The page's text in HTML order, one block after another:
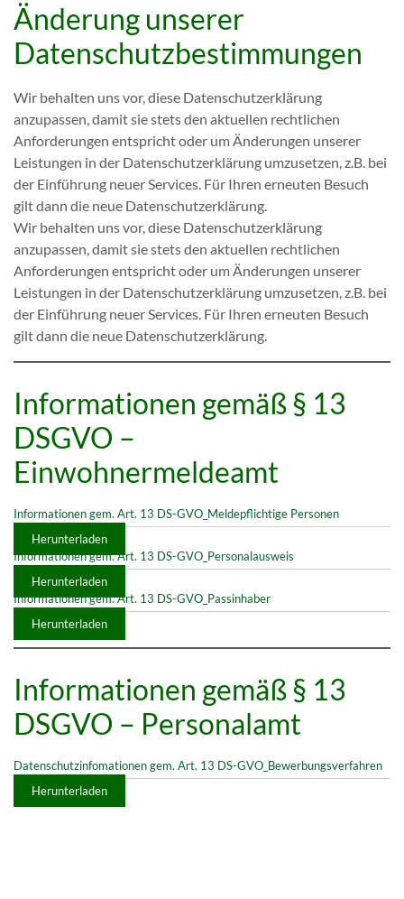
Änderung unserer
Datenschutzbestimmungen
Wir behalten uns vor, diese Datenschutzerklärung
anzupassen, damit sie stets den aktuellen rechtlichen
Anforderungen entspricht oder um Änderungen unserer
Leistungen in der Datenschutzerklärung umzusetzen, z.B. bei
der Einführung neuer Services. Für Ihren erneuten Besuch
gilt dann die neue Datenschutzerklärung.
Wir behalten uns vor, diese Datenschutzerklärung
anzupassen, damit sie stets den aktuellen rechtlichen
Anforderungen entspricht oder um Änderungen unserer
Leistungen in der Datenschutzerklärung umzusetzen, z.B. bei
der Einführung neuer Services. Für Ihren erneuten Besuch
gilt dann die neue Datenschutzerklärung.
Informationen gemäß § 13
DSGVO –
Einwohnermeldeamt
Informationen gem. Art. 13 DS-GVO_Meldepflichtige Personen
Herunterladen
Informationen gem. Art. 13 DS-GVO_Personalausweis
Herunterladen
Informationen gem. Art. 13 DS-GVO_Passinhaber
Herunterladen
Informationen gemäß § 13
DSGVO – Personalamt
Datenschutzinfomationen gem. Art. 13 DS-GVO_Bewerbungsverfahren
Herunterladen